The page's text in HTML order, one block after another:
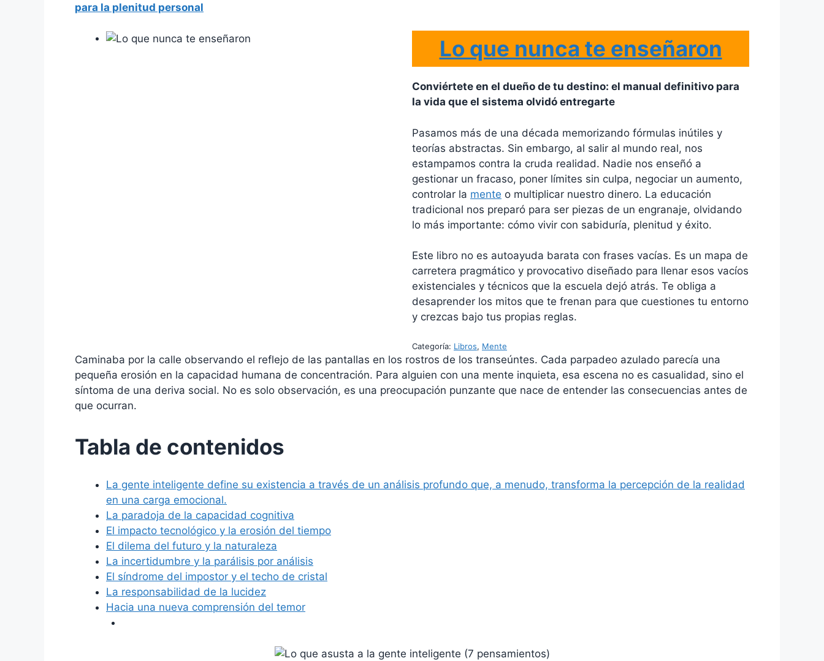
para la plenitud personal
Lo que nunca te enseñaron
Conviértete en el dueño de tu destino: el manual definitivo para
la vida que el sistema olvidó entregarte
Pasamos más de una década memorizando fórmulas inútiles y
teorías abstractas. Sin embargo, al salir al mundo real, nos
estampamos contra la cruda realidad. Nadie nos enseñó a
gestionar un fracaso, poner límites sin culpa, negociar un aumento,
controlar la mente o multiplicar nuestro dinero. La educación
tradicional nos preparó para ser piezas de un engranaje, olvidando
lo más importante: cómo vivir con sabiduría, plenitud y éxito.
Este libro no es autoayuda barata con frases vacías. Es un mapa de
carretera pragmático y provocativo diseñado para llenar esos vacíos
existenciales y técnicos que la escuela dejó atrás. Te obliga a
desaprender los mitos que te frenan para que cuestiones tu entorno
y crezcas bajo tus propias reglas.
Categoría: Libros, Mente
Caminaba por la calle observando el reflejo de las pantallas en los rostros de los transeúntes. Cada parpadeo azulado parecía una
pequeña erosión en la capacidad humana de concentración. Para alguien con una mente inquieta, esa escena no es casualidad, sino el
síntoma de una deriva social. No es solo observación, es una preocupación punzante que nace de entender las consecuencias antes de
que ocurran.
Tabla de contenidos
La gente inteligente define su existencia a través de un análisis profundo que, a menudo, transforma la percepción de la realidad
en una carga emocional.
La paradoja de la capacidad cognitiva
El impacto tecnológico y la erosión del tiempo
El dilema del futuro y la naturaleza
La incertidumbre y la parálisis por análisis
El síndrome del impostor y el techo de cristal
La responsabilidad de la lucidez
Hacia una nueva comprensión del temor